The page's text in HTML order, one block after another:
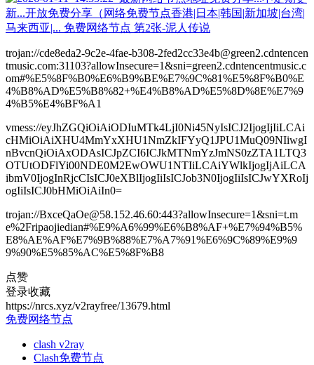
trojan://cde8eda2-9c2e-4fae-b308-2fed2cc33e4b@green2.cdntencen
tmusic.com:31103?allowInsecure=1&sni=green2.cdntencentmusic.c
om#%E5%8F%B0%E6%B9%BE%E7%9C%81%E5%8F%B0%E
4%B8%AD%E5%B8%82+%E4%B8%AD%E5%8D%8E%E7%9
4%B5%E4%BF%A1
vmess://eyJhZGQiOiAiODIuMTk4LjI0Ni45NyIsICJ2IjogIjIiLCAi
cHMiOiAiXHU4MmYxXHU1NmZkIFYyQ1JPU1MuQ09NIiwgI
nBvcnQiOiAxODAsICJpZCI6ICJkMTNmYzJmNS0zZTA1LTQ3
OTUtODFlYi00NDE0M2EwOWU1NTIiLCAiYWlkIjogIjAiLCA
ibmV0IjogInRjcCIsICJ0eXBlIjogIiIsICJob3N0IjogIiIsICJwYXRoIj
ogIiIsICJ0bHMiOiAiIn0=
trojan://BxceQaOe@58.152.46.60:443?allowInsecure=1&sni=t.m
e%2Fripaojiedian#%E9%A6%99%E6%B8%AF+%E7%94%B5%
E8%AE%AF%E7%9B%88%E7%A7%91%E6%9C%89%E9%9
9%90%E5%85%AC%E5%8F%B8
点赞
登录收藏
https://nrcs.xyz/v2rayfree/13679.html
免费网络节点
clash v2ray
Clash免费节点